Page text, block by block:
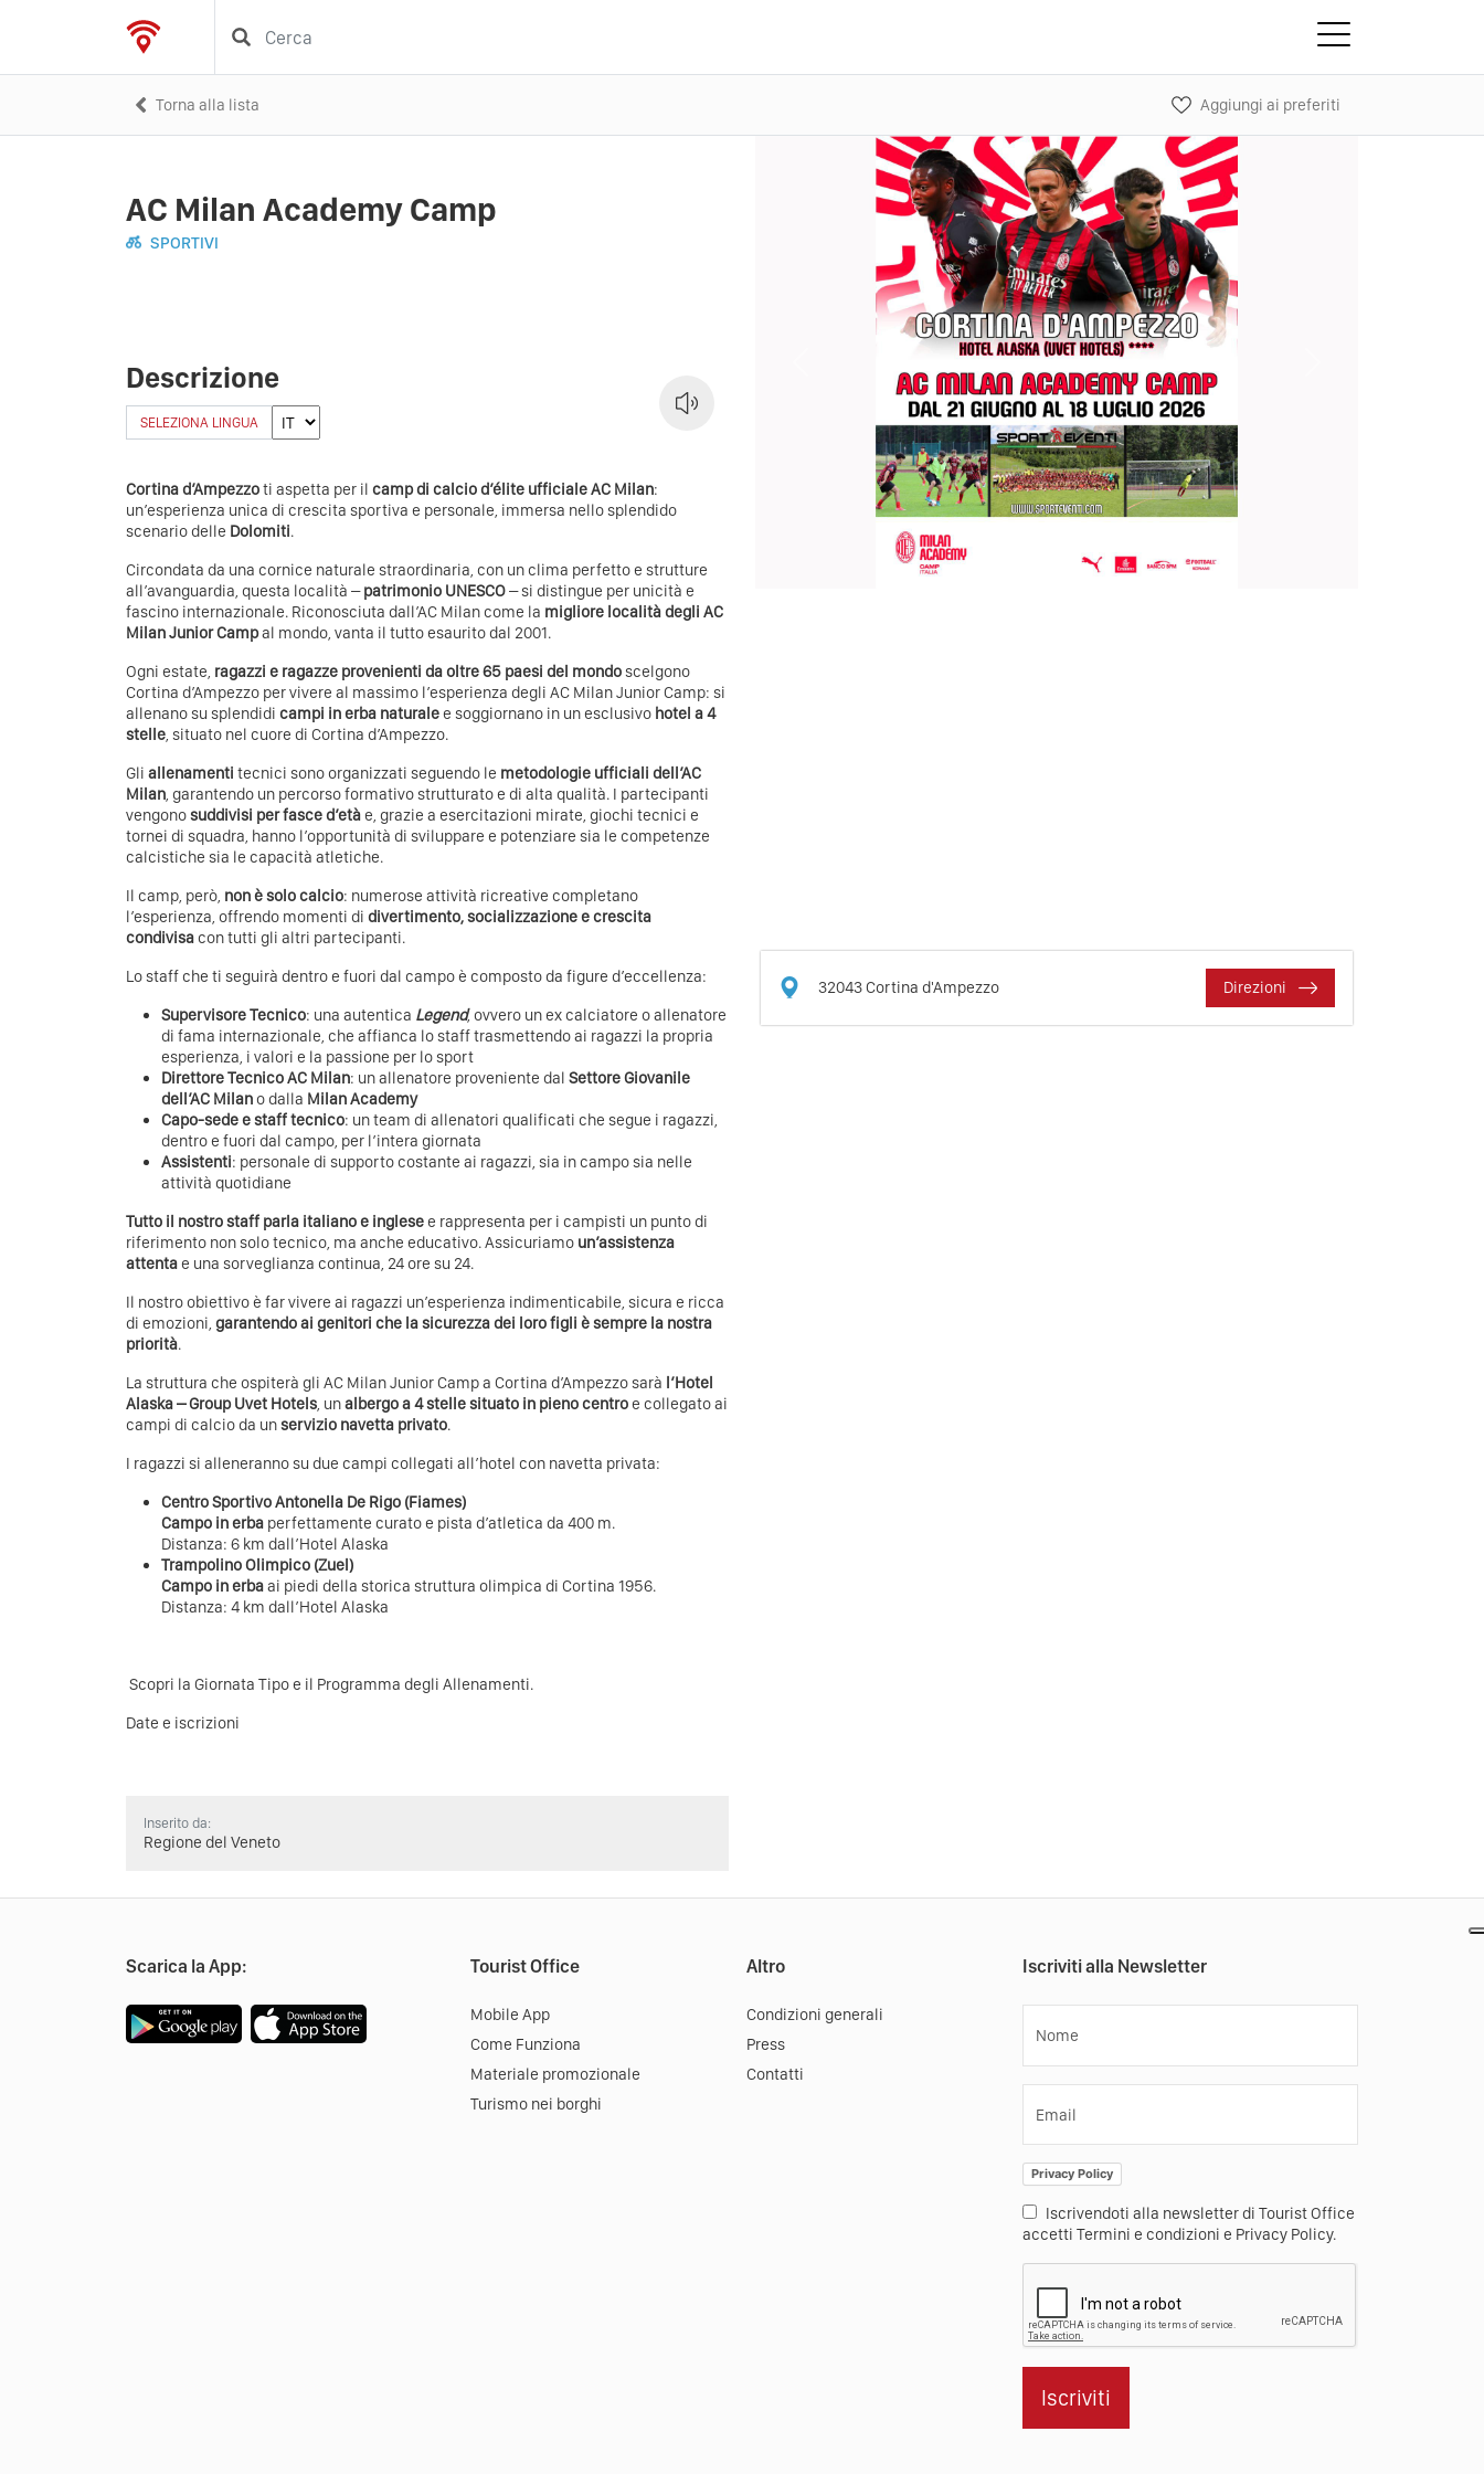
Torna alla lista Aggiungi ai preferiti
AC Milan Academy Camp
SPORTIVI
Descrizione
SELEZIONA LINGUA
Cortina d’Ampezzoti aspetta per il camp di calcio d’élite ufficiale AC Milan:
un’esperienza unica di crescita sportiva e personale, immersa nello splendido
scenario delle Dolomiti.
Circondata da una cornice naturale straordinaria, con un clima perfetto e strutture
all’avanguardia, questa località –patrimonio UNESCO– si distingue per unicità e
fascino internazionale. Riconosciuta dall’AC Milan come la migliore località degli AC
Milan Junior Campal mondo, vanta il tutto esaurito dal 2001.
Ogni estate, ragazzi e ragazze provenienti da oltre 65 paesi del mondoscelgono
Cortina d’Ampezzo per vivere al massimo l’esperienza degli AC Milan Junior Camp: si
allenano su splendidi campi in erba naturalee soggiornano in un esclusivo hotel a 4
stelle, situato nel cuore di Cortina d’Ampezzo.
Gli allenamenti tecnici sono organizzati seguendo le metodologie ufficiali dell’AC
Milan, garantendo un percorso formativo strutturato e di alta qualità. I partecipanti
vengonosuddivisi per fasce d’etàe, grazie a esercitazioni mirate, giochi tecnici e
tornei di squadra, hanno l’opportunità di sviluppare e potenziare sia le competenze
calcistiche sia le capacità atletiche.
Il camp, però, non è solo calcio: numerose attività ricreative completano
l’esperienza, offrendo momenti di divertimento, socializzazione e crescita
condivisacon tutti gli altri partecipanti.
Lo staff che ti seguirà dentro e fuori dal campo è composto da figure d’eccellenza:
Supervisore Tecnico: una autentica Legend, ovvero un ex calciatore o allenatore
di fama internazionale, che affianca lo staff trasmettendo ai ragazzi la propria
esperienza, i valori e la passione per lo sport
Direttore Tecnico AC Milan: un allenatore proveniente dal Settore Giovanile
dell’AC Milano dalla Milan Academy
Capo-sede e staff tecnico: un team di allenatori qualificati che segue i ragazzi,
dentro e fuori dal campo, per l’intera giornata
Assistenti: personale di supporto costante ai ragazzi, sia in campo sia nelle
attività quotidiane
Tutto il nostro staff parla italiano e inglesee rappresenta per i campisti un punto di
riferimento non solo tecnico, ma anche educativo. Assicuriamo un’assistenza
attentae una sorveglianza continua, 24 ore su 24.
Il nostro obiettivo è far vivere ai ragazzi un’esperienza indimenticabile, sicura e ricca
di emozioni, garantendo ai genitori che la sicurezza dei loro figli è sempre la nostra
priorità.
La struttura che ospiterà gli AC Milan Junior Camp a Cortina d’Ampezzo sarà l’Hotel
Alaska – Group Uvet Hotels, unalbergo a 4 stelle situato in pieno centroe collegato ai
campi di calcio da unservizio navetta privato.
I ragazzi si alleneranno su due campi collegati all’hotel con navetta privata:
Centro Sportivo Antonella De Rigo (Fiames)
Campo in erba perfettamente curato e pista d’atletica da 400 m.
Distanza: 6 km dall’Hotel Alaska
Trampolino Olimpico (Zuel)
Campo in erbaai piedi della storica struttura olimpica di Cortina 1956.
Distanza: 4 km dall’Hotel Alaska
Scopri la Giornata Tipoe il Programma degli Allenamenti.
Date e iscrizioni
Inserito da:
Regione del Veneto
32043Cortina d'Ampezzo Direzioni
Scarica la App: Tourist Office
Mobile App
Come Funziona
Materiale promozionale
Turismo nei borghi
Altro
Condizioni generali
Press
Contatti
Iscriviti alla Newsletter
Nome
Email
Privacy Policy
Iscrivendoti alla newsletter di Tourist Office
accetti Termini e condizioni e Privacy Policy.
Iscriviti